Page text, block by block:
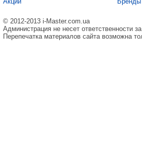
© 2012-2013 i-Master.com.ua
Администрация не несет ответственности
Перепечатка материалов сайта возможна